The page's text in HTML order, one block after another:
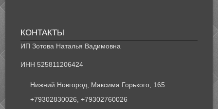
КОНТАКТЫ
ИП Зотова Наталья Вадимовна
ИНН 525811206424
Нижний Новгород, Максима Горького, 165
+79302830026, +79302760026